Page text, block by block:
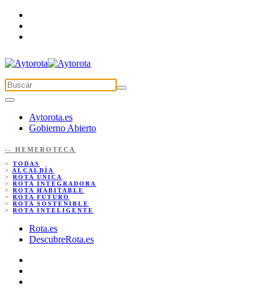
Aytorota.es
Gobierno Abierto
-- HEMEROTECA
> TODAS
> ALCALDÍA
> ROTA ÚNICA
> ROTA INTEGRADORA
> ROTA HABITABLE
> ROTA FUTURO
> ROTA SOSTENIBLE
> ROTA INTELIGENTE
Rota.es
DescubreRota.es